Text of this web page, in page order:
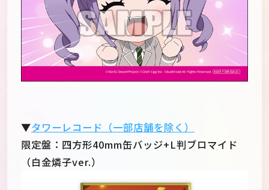
▼タワーレコード（一部店舗を除く）
限定盤：四方形40mm缶バッジ+L判ブロマイド
（白金燐子ver.）